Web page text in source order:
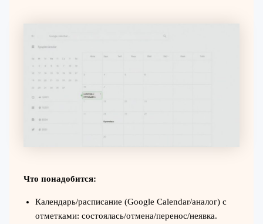
Что понадобится:
Календарь/расписание (Google Calendar/аналог) с
отметками: состоялась/отмена/перенос/неявка.